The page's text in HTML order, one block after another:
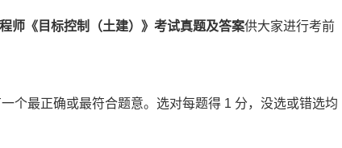
师《目标控制（土建）》考试真题及答案供大家进行考前
个最正确或最符合题意。选对每题得 1 分，没选或错选均